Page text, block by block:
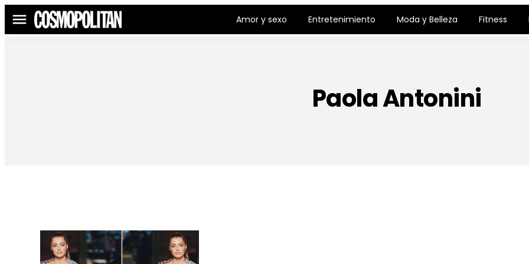
Menú Amor y sexo Entretenimiento Moda y Belleza Fitness
Paola Antonini